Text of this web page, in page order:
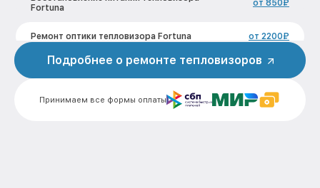
Fortuna
от 850₽
Ремонт оптики тепловизора Fortuna от 2200₽
Ремонт датчика синхроимпульсов
Калибровка и настройка тепловизора
от 900₽
Принимаем все формы оплаты
Подробнее о ремонте тепловизоров